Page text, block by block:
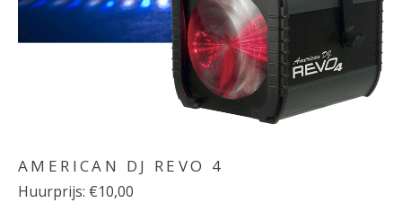
AMERICAN DJ REVO 4
Huurprijs: €10,00